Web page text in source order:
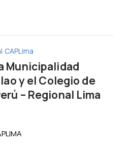
Municipalidad
y el Colegio de
– Regional Lima